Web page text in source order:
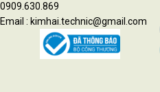
0909.630.869
Email : kimhai.technic@gmail.com